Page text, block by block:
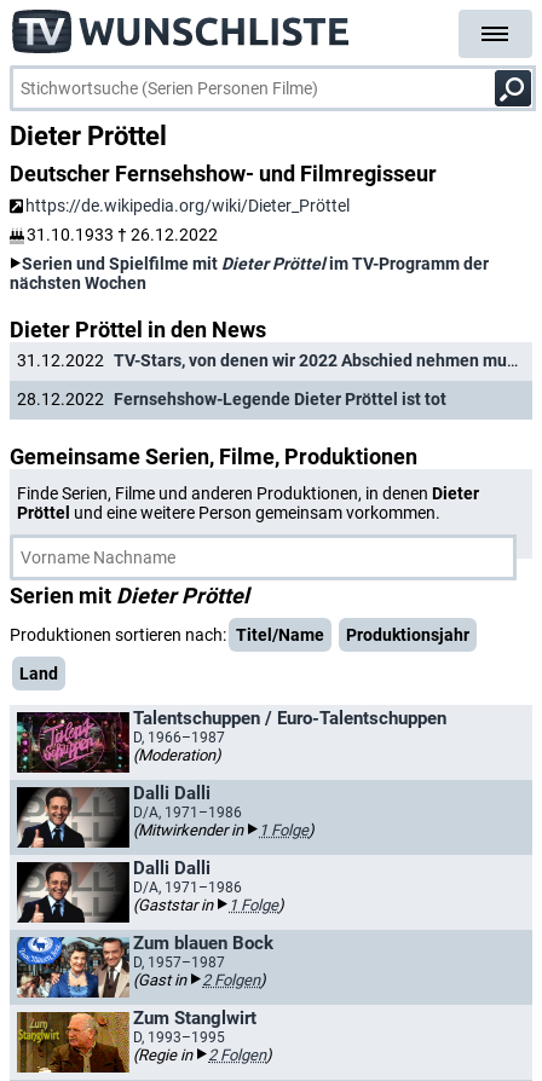
Dieter Pröttel
Deutscher Fernsehshow- und Filmregisseur
https://de.wikipedia.org/wiki/Dieter_Pröttel
31.10.1933 † 26.12.2022
Serien und Spielfilme mit Dieter Pröttelim TV-Programm der
nächsten Wochen
Dieter Pröttel in den News
31.12.2022
TV-Stars, von denen wir 2022 Abschied nehmen mussten
28.12.2022 Fernsehshow-Legende Dieter Pröttel ist tot
Gemeinsame Serien, Filme, Produktionen
Finde Serien, Filme und anderen Produktionen, in denen Dieter
Pröttel und eine weitere Person gemeinsam vorkommen.
Serien mit Dieter Pröttel
Produktionen sortieren nach: Titel/Name
Produktionsjahr
Land
Talentschuppen / Euro-Talentschuppen
D, 1966–1987
(Moderation)
Dalli Dalli
D/A, 1971–1986
(Mitwirkender in 1 Folge)
Dalli Dalli
D/A, 1971–1986
(Gaststar in 1 Folge)
Zum blauen Bock
D, 1957–1987
(Gast in 2 Folgen)
Zum Stanglwirt
D, 1993–1995
(Regie in 2 Folgen)